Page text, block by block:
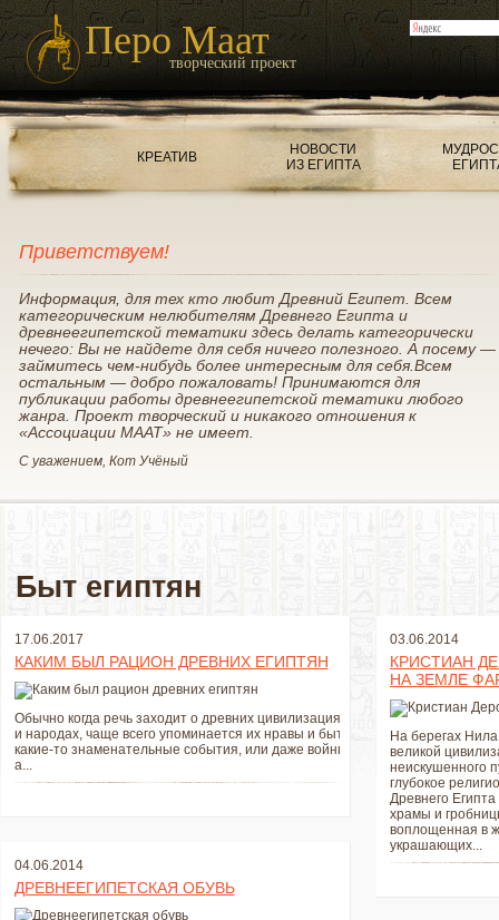
Перо Маат
творческий проект
КРЕАТИВ
НОВОСТИ
ИЗ ЕГИПТА
Приветствуем!
Информация, для тех кто любит Древний Египет. Всем
категорическим нелюбителям Древнего Египта и
древнеегипетской тематики здесь делать категорически
нечего: Вы не найдете для себя ничего полезного. А посему —
займитесь чем-нибудь более интересным для себя.Всем
остальным — добро пожаловать! Принимаются для
публикации работы древнеегипетской тематики любого
жанра. Проект творческий и никакого отношения к
«Ассоциации МААТ» не имеет.
С уважением, Кот Учёный
Быт египтян
17.06.2017
КАКИМ БЫЛ РАЦИОН ДРЕВНИХ ЕГИПТЯН
Обычно когда речь заходит о древних цивилизациях
и народах, чаще всего упоминается их нравы и быт,
какие-то знаменательные события, или даже войны,
а...
04.06.2014
ДРЕВНЕЕГИПЕТСКАЯ ОБУВЬ
03.06.2014
КРИСТИАН
НА ЗЕМЛЕ
На берегах
великой
неискушенного
глубокое
Древнего
храмы и
воплощенная в
украшающих...